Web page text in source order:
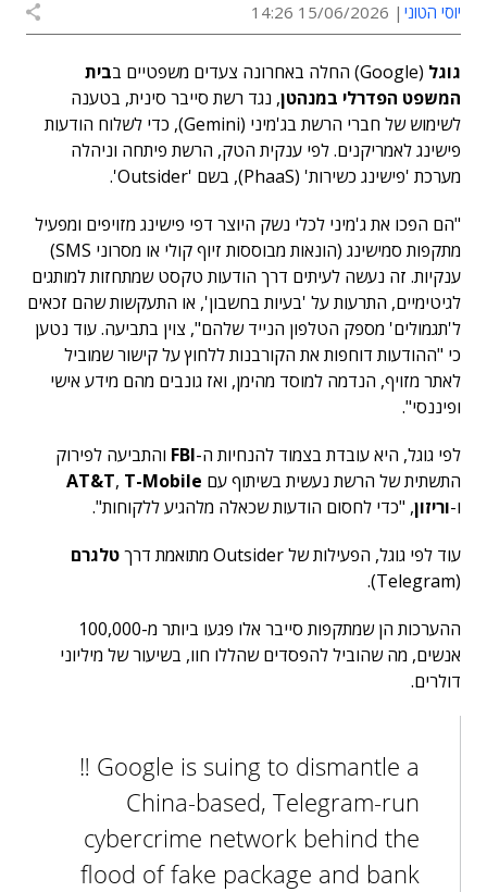
יוסי הטוני 15/06/2026 14:26
גוגל (Google) החלה באחרונה צעדים משפטיים ב
בית
המשפט הפדרלי במנהטן, נגד רשת סייבר סינית, בטענה
לשימוש של חברי הרשת בג'מיני (Gemini), כדי לשלוח הודעות
פישינג לאמריקנים. לפי ענקית הטק, הרשת פיתחה וניהלה
מערכת 'פישינג כשירות' (PhaaS), בשם '
Outsider'
.
"הם הפכו את ג'מיני לכלי נשק היוצר דפי פישינג מזויפים ומפעיל
מתקפות סמישינג (הונאות מבוססות זיוף קולי או מסרוני SMS)
ענקיות. זה נעשה לעיתים דרך הודעות טקסט שמתחזות למותגים
לגיטימיים, התרעות על 'בעיות בחשבון', או התעקשות שהם זכאים
ל'תגמולים' מספק הטלפון הנייד שלהם", צוין בתביעה. עוד נטען
כי "ההודעות דוחפות את הקורבנות ללחוץ על קישור שמוביל
לאתר מזויף, הנדמה למוסד מהימן, ואז גונבים מהם מידע אישי
ופיננסי".
לפי גוגל, היא עובדת בצמוד להנחיות ה-FBI והתביעה לפירוק
התשתית של הרשת נעשית בשיתוף עם
AT&T, T-Mobile
ו-וריזון, "כדי לחסום הודעות שכאלה מלהגיע ללקוחות".
עוד לפי גוגל, הפעילות של Outsider מתואמת דרך
טלגרם
(Telegram).
ההערכות הן שמתקפות סייבר אלו פגעו ביותר מ-100,000
אנשים, מה שהוביל להפסדים שהללו חוו, בשיעור של מיליוני
דולרים.
‼️ Google is suing to dismantle a
China-based, Telegram-run
cybercrime network behind the
flood of fake package and bank